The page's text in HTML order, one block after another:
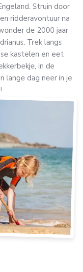
Struin door
ridderavontuur na
de 2000 jaar
Trek langs
kastelen en eet
in de
lange dag neer in je